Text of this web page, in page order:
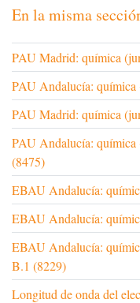
En la misma
PAU Madrid: química
PAU Andalucía:
PAU Madrid: química
PAU Andalucía: química
(8475)
EBAU Andalucía:
EBAU Andalucía:
EBAU Andalucía:
B.1 (8229)
Longitud de onda del